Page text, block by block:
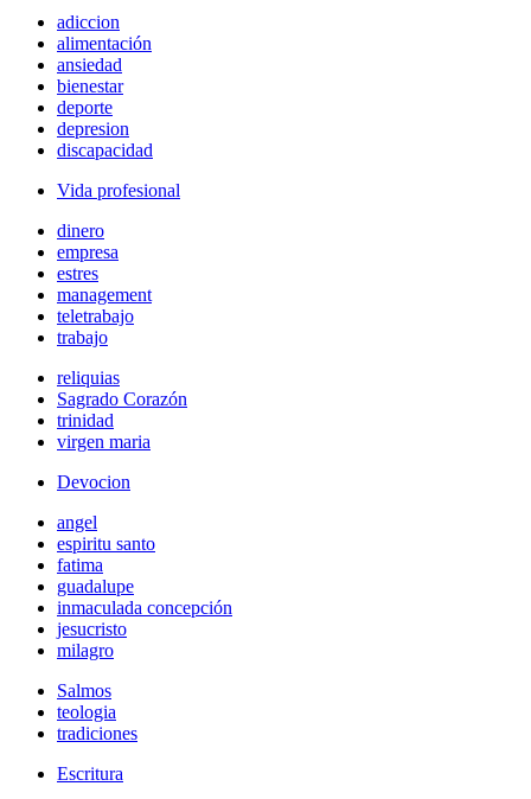
adiccion
alimentación
ansiedad
bienestar
deporte
depresion
discapacidad
Vida profesional
dinero
empresa
estres
management
teletrabajo
trabajo
reliquias
Sagrado Corazón
trinidad
virgen maria
Devocion
angel
espiritu santo
fatima
guadalupe
inmaculada concepción
jesucristo
milagro
Salmos
teologia
tradiciones
Escritura